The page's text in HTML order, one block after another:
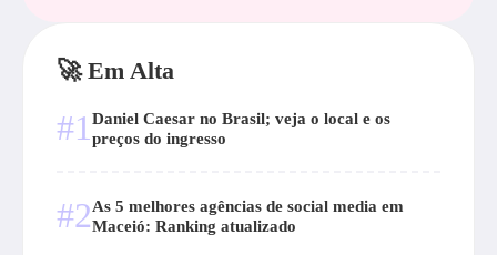
🚀 Em Alta
#1 Daniel Caesar no Brasil; veja o local e os
preços do ingresso
#2As 5 melhores agências de social media em
Maceió: Ranking atualizado